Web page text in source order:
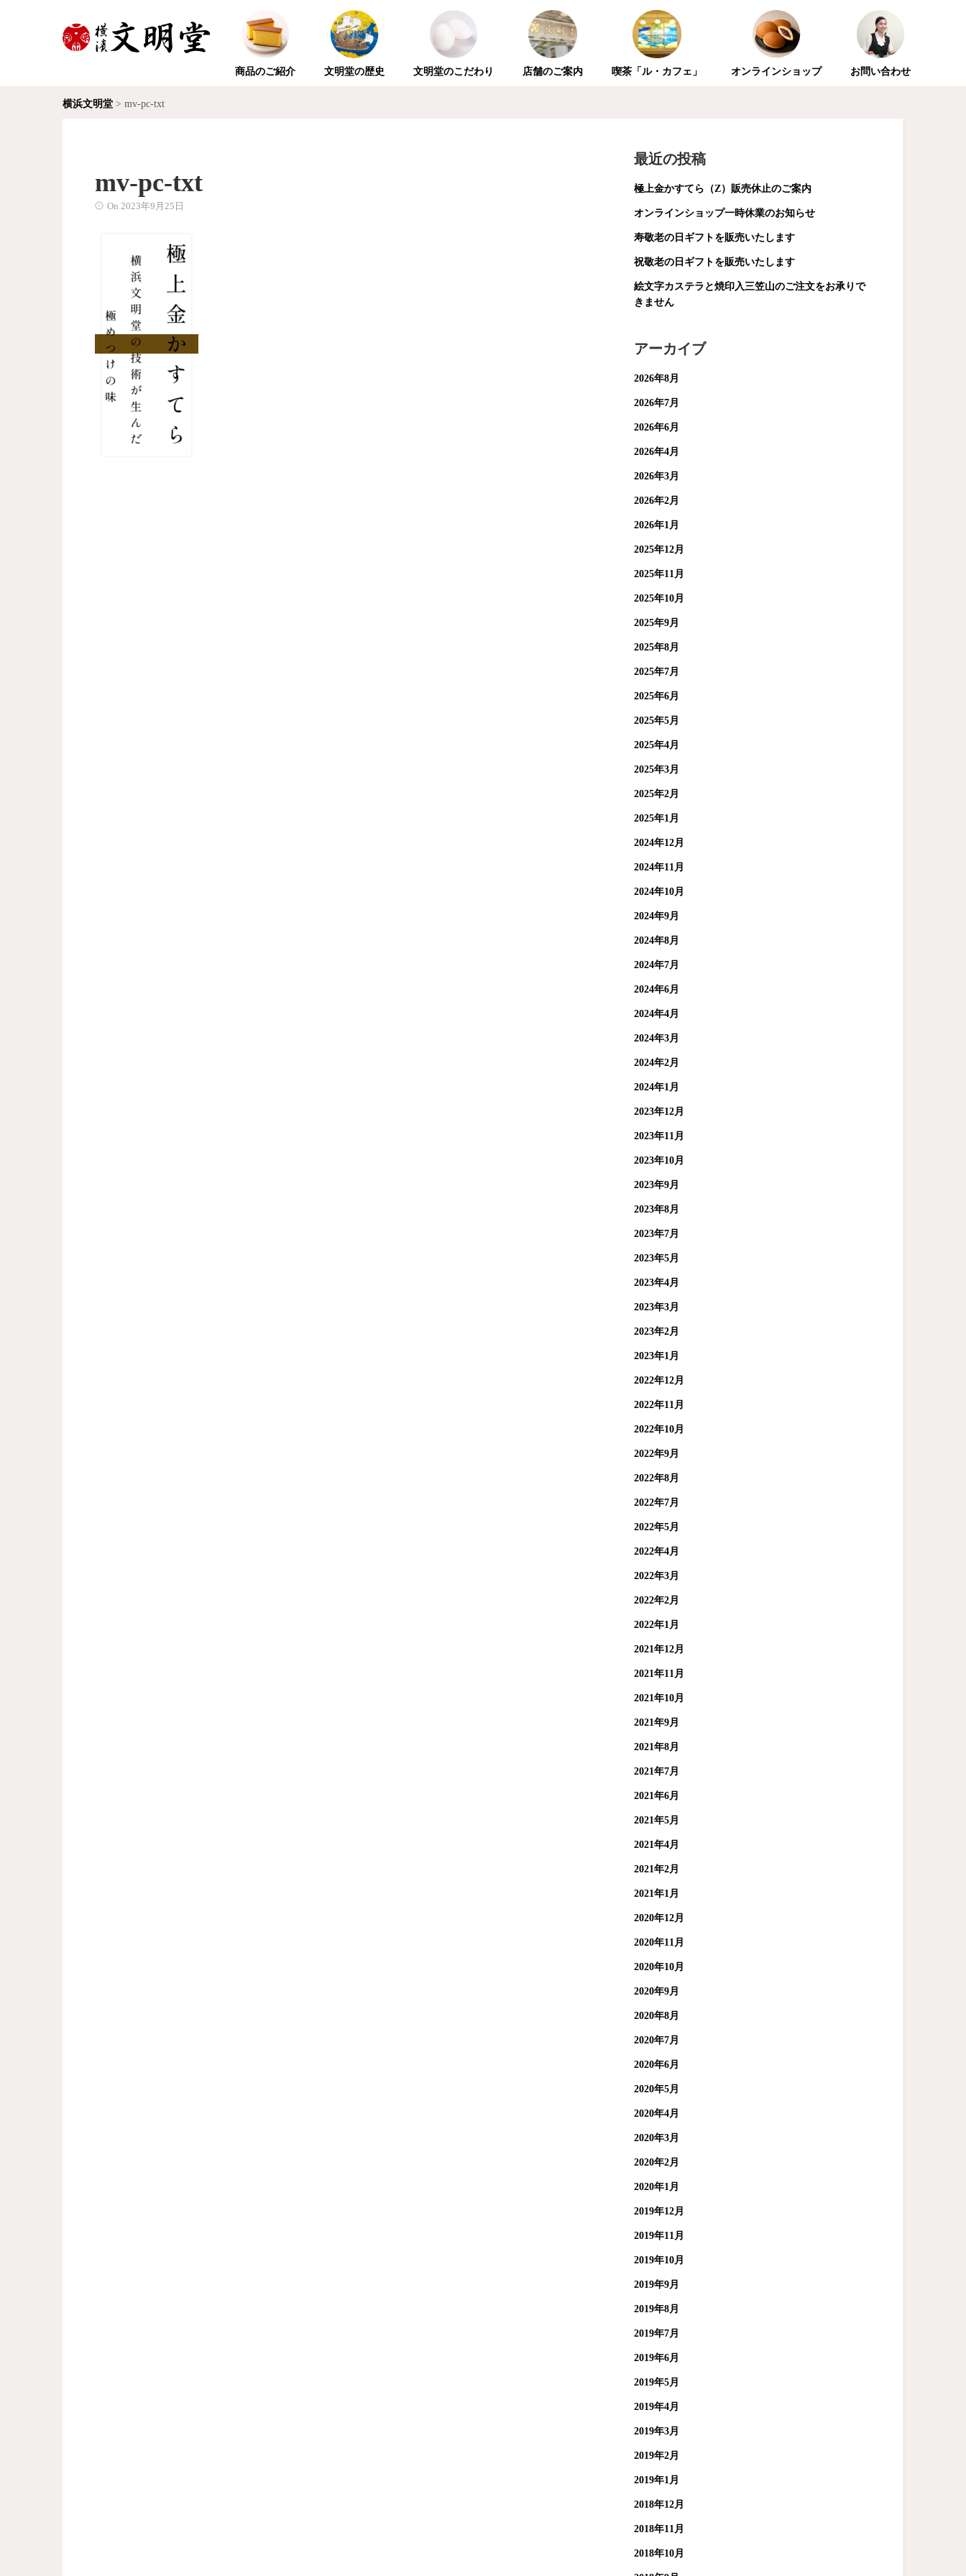
商品のご紹介 文明堂の歴史 文明堂のこだわり 店舗のご案内 喫茶「ル・カフェ」 オンラインショップ お問い合わせ
横浜文明堂 > mv-pc-txt
mv-pc-txt
On 2023年9月25日
最近の投稿
極上金かすてら（Z）販売休止のご案内
オンラインショップ一時休業のお知らせ
寿敬老の日ギフトを販売いたします
祝敬老の日ギフトを販売いたします
絵文字カステラと焼印入三笠山のご注文をお承りで
きません
アーカイブ
2026年8月
2026年7月
2026年6月
2026年4月
2026年3月
2026年2月
2026年1月
2025年12月
2025年11月
2025年10月
2025年9月
2025年8月
2025年7月
2025年6月
2025年5月
2025年4月
2025年3月
2025年2月
2025年1月
2024年12月
2024年11月
2024年10月
2024年9月
2024年8月
2024年7月
2024年6月
2024年4月
2024年3月
2024年2月
2024年1月
2023年12月
2023年11月
2023年10月
2023年9月
2023年8月
2023年7月
2023年5月
2023年4月
2023年3月
2023年2月
2023年1月
2022年12月
2022年11月
2022年10月
2022年9月
2022年8月
2022年7月
2022年5月
2022年4月
2022年3月
2022年2月
2022年1月
2021年12月
2021年11月
2021年10月
2021年9月
2021年8月
2021年7月
2021年6月
2021年5月
2021年4月
2021年2月
2021年1月
2020年12月
2020年11月
2020年10月
2020年9月
2020年8月
2020年7月
2020年6月
2020年5月
2020年4月
2020年3月
2020年2月
2020年1月
2019年12月
2019年11月
2019年10月
2019年9月
2019年8月
2019年7月
2019年6月
2019年5月
2019年4月
2019年3月
2019年2月
2019年1月
2018年12月
2018年11月
2018年10月